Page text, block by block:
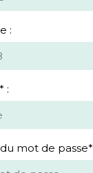
mot de passe*